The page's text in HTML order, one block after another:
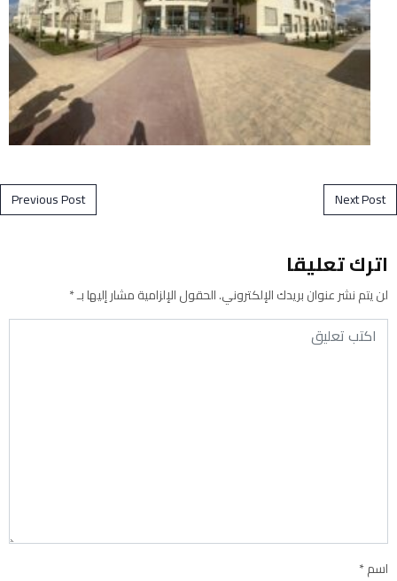
Post navigation
Previous Post Next Post
اترك تعليقا
لن يتم نشر عنوان بريدك الإلكتروني.الحقول الإلزامية مشار إليها بـ*
اسم*